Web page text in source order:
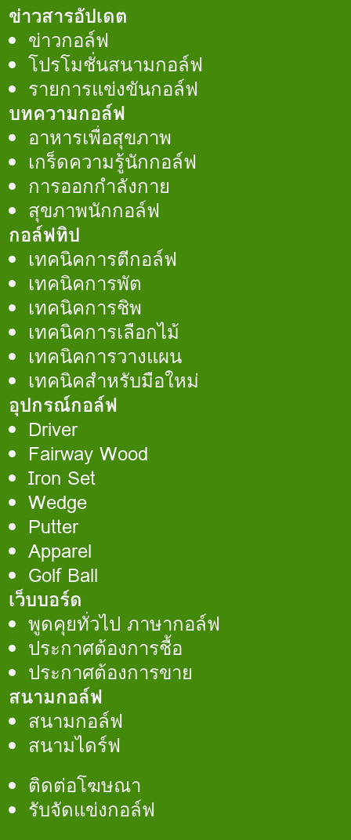
ข่าวสารอัปเดต
ข่าวกอล์ฟ
โปรโมชั่นสนามกอล์ฟ
รายการแข่งขันกอล์ฟ
บทความกอล์ฟ
อาหารเพื่อสุขภาพ
เกร็ดความรู้นักกอล์ฟ
การออกกำลังกาย
สุขภาพนักกอล์ฟ
กอล์ฟทิป
เทคนิคการตีกอล์ฟ
เทคนิคการพัต
เทคนิคการชิพ
เทคนิคการเลือกไม้
เทคนิคการวางแผน
เทคนิคสำหรับมือใหม่
อุปกรณ์กอล์ฟ
Driver
Fairway Wood
Iron Set
Wedge
Putter
Apparel
Golf Ball
เว็บบอร์ด
พูดคุยทั่วไป ภาษากอล์ฟ
ประกาศต้องการชื้อ
ประกาศต้องการขาย
สนามกอล์ฟ
สนามกอล์ฟ
สนามไดร์ฟ
ติดต่อโฆษณา
รับจัดแข่งกอล์ฟ